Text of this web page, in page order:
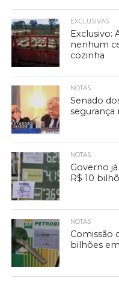
EXCLUSIVAS
Exclusivo:
nenhum
cozinha
NOTAS
Senado
segurança
NOTAS
Governo
R$ 10
NOTAS
Comissão
bilhões